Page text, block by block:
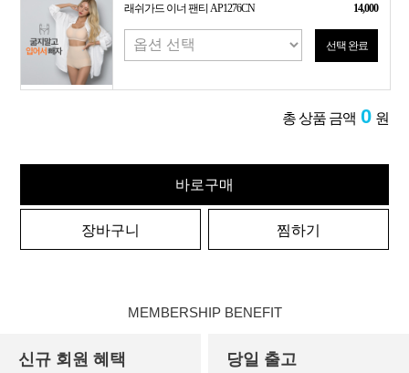
래쉬가드 이너 팬티 AP1276CN 14,000
선택 완료
총 상품 금액 0 원
바로구매
장바구니 찜하기
MEMBERSHIP BENEFIT
신규 회원 혜택 당일 출고